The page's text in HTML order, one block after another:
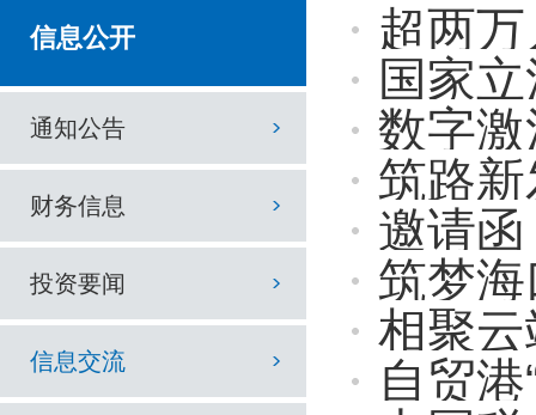
信息公开
通知公告
财务信息
投资要闻
信息交流
超两万
国家立法
数字激活
筑路新发
邀请函丨
筑梦海口
相聚云端谋
自贸